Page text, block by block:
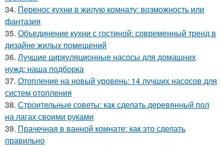
34. Перенос кухни в жилую комнату: возможность или
фантазия
35. Объединение кухни с гостиной: современный тренд в
дизайне жилых помещений
36. Лучшие циркуляционные насосы для домашних
нужд: наша подборка
37. Отопление на новый уровень: 14 лучших насосов для
систем отопления
38. Строительные советы: как сделать деревянный пол
на лагах своими руками
39. Прачечная в ванной комнате: как это сделать
правильно